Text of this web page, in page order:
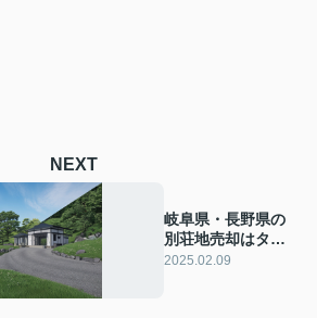
NEXT
岐阜県・長野県の
別荘地売却はタイ
ミングが重要！成
2025.02.09